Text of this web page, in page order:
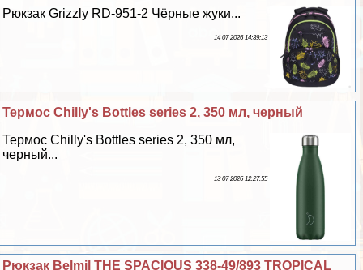
Рюкзак Grizzly RD-951-2 Чёрные жуки...
14 07 2026 14:39:13
Термос Chilly's Bottles series 2, 350 мл, черный
Термос Chilly's Bottles series 2, 350 мл,
черный...
13 07 2026 12:27:55
Рюкзак Belmil THE SPACIOUS 338-49/893 TROPICAL